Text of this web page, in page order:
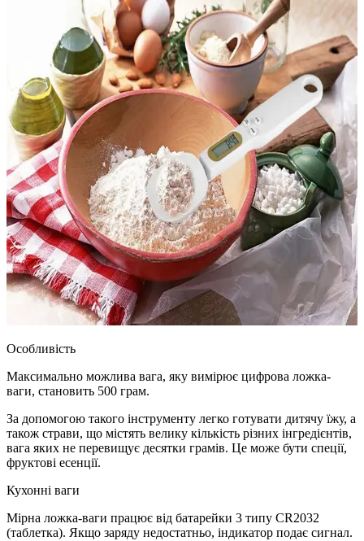
Особливість
Максимально можлива вага, яку вимірює цифрова ложка-
ваги, становить 500 грам.
За допомогою такого інструменту легко готувати дитячу їжу, а
також страви, що містять велику кількість різних інгредієнтів,
вага яких не перевищує десятки грамів. Це може бути спеції,
фруктові есенції.
Кухонні ваги
Мірна ложка-ваги працює від батарейки 3 типу CR2032
(таблетка). Якщо заряду недостатньо, індикатор подає сигнал.